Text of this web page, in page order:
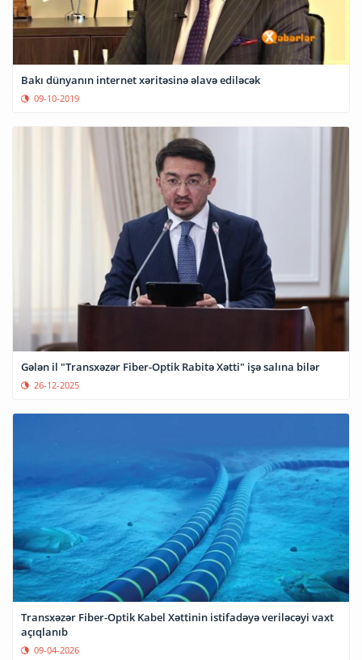
Bakı dünyanın internet xəritəsinə əlavə ediləcək
09-10-2019
Gələn il "Transxəzər Fiber-Optik Rabitə Xətti" işə salına bilər
26-12-2025
Transxəzər Fiber-Optik Kabel Xəttinin istifadəyə veriləcəyi vaxt
açıqlanıb
09-04-2026